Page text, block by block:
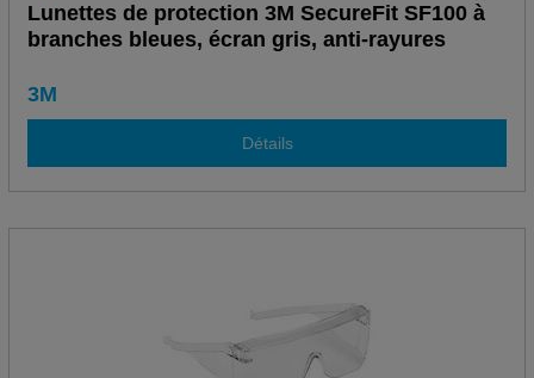
Lunettes de protection 3M SecureFit SF100 à
branches bleues, écran gris, anti-rayures
3M
Détails